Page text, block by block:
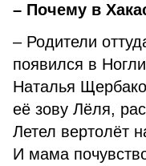
– Почему в
– Родители
появился в
Наталья
её зову Лёля,
Летел вертолёт
И мама